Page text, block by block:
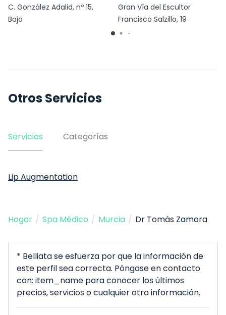
C. González Adalid, nº 15,
Bajo
Gran Vía del Escultor
Francisco Salzillo, 19
Otros Servicios
Servicios Categorías
Lip Augmentation
Hogar / Spa Médico / Murcia / Dr Tomás Zamora
* Belliata se esfuerza por que la información de
este perfil sea correcta. Póngase en contacto
con: item_name para conocer los últimos
precios, servicios o cualquier otra información.